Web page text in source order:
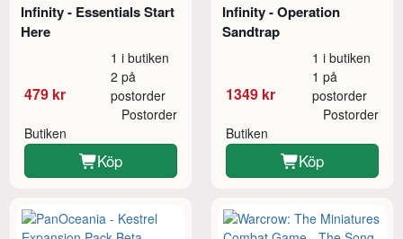
Infinity - Essentials Start
Here
479 kr
1 i butiken
2 på
postorder
Butiken
Postorder
Köp
Infinity - Operation
Sandtrap
1349 kr
1 i butiken
1 på
postorder
Butiken
Postorder
Köp